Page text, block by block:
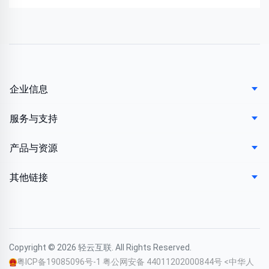
企业信息
服务与支持
产品与资源
其他链接
Copyright © 2026 轻云互联. All Rights Reserved.
粤ICP备19085096号-1 粤公网安备 44011202000844号 <中华人